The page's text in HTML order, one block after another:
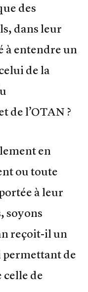
des
dans leur
à entendre un
de la
de l’OTAN ?
en
ou toute
à leur
soyons
reçoit-il un
permettant de
celle de